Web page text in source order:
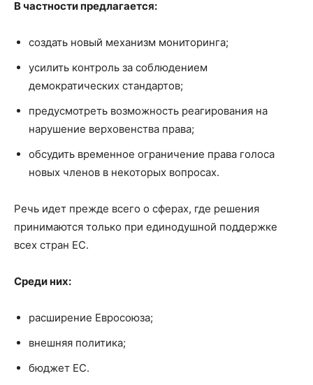
В частности предлагается:
создать новый механизм мониторинга;
усилить контроль за соблюдением
демократических стандартов;
предусмотреть возможность реагирования на
нарушение верховенства права;
обсудить временное ограничение права голоса
новых членов в некоторых вопросах.
Речь идет прежде всего о сферах, где решения
принимаются только при единодушной поддержке
всех стран ЕС.
Среди них:
расширение Евросоюза;
внешняя политика;
бюджет ЕС.